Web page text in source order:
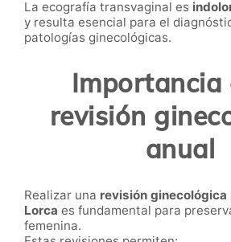
La ecografía transvaginal es
y resulta esencial para el
patologías ginecológicas.
Importancia
revisión
anual
Realizar una revisión ginecológica
Lorca es fundamental para
femenina.